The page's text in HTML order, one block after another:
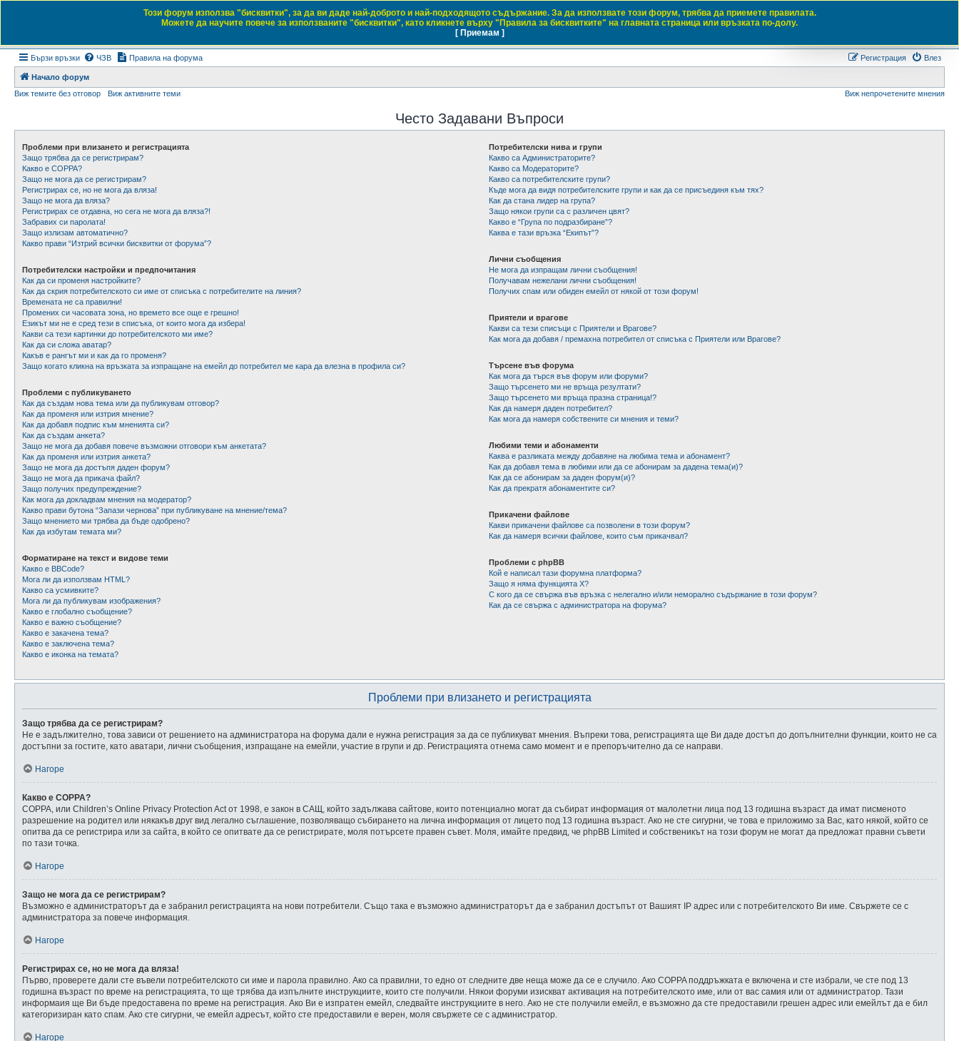
Daewoo & Chevrolet Club Bulgaria
Бързи връзки ЧЗВ Правила на форума Влез
Регистрация
Начало форум
Виж темите без отговор
Виж активните теми Виж непрочетените мнения
Често Задавани Въпроси
Проблеми при влизането и регистрацията
Защо трябва да се регистрирам?
Какво е COPPA?
Защо не мога да се регистрирам?
Регистрирах се, но не мога да вляза!
Защо не мога да вляза?
Регистрирах се отдавна, но сега не мога да вляза?!
Забравих си паролата!
Защо излизам автоматично?
Какво прави “Изтрий всички бисквитки от форума”?
Потребителски настройки и предпочитания
Как да си променя настройките?
Как да скрия потребителското си име от списъка с потребителите на линия?
Времената не са правилни!
Промених си часовата зона, но времето все още е грешно!
Езикът ми не е сред тези в списъка, от които мога да избера!
Какви са тези картинки до потребителското ми име?
Как да си сложа аватар?
Какъв е рангът ми и как да го променя?
Защо когато кликна на връзката за изпращане на емейл до потребител ме кара да влезна в профила си?
Проблеми с публикуването
Как да създам нова тема или да публикувам отговор?
Как да променя или изтрия мнение?
Как да добавя подпис към мненията си?
Как да създам анкета?
Защо не мога да добавя повече възможни отговори към анкетата?
Как да променя или изтрия анкета?
Защо не мога да достъпя даден форум?
Защо не мога да прикача файл?
Защо получих предупреждение?
Как мога да докладвам мнения на модератор?
Какво прави бутона “Запази чернова” при публикуване на мнение/тема?
Защо мнението ми трябва да бъде одобрено?
Как да избутам темата ми?
Форматиране на текст и видове теми
Какво е BBCode?
Мога ли да използвам HTML?
Какво са усмивките?
Мога ли да публикувам изображения?
Какво е глобално съобщение?
Какво е важно съобщение?
Какво е закачена тема?
Какво е заключена тема?
Какво е иконка на темата?
Потребителски нива и групи
Какво са Администраторите?
Какво са Модераторите?
Какво са потребителските групи?
Къде мога да видя потребителските групи и как да се присъединя към тях?
Как да стана лидер на група?
Защо някои групи са с различен цвят?
Какво е “Група по подразбиране”?
Каква е тази връзка “Екипът”?
Лични съобщения
Не мога да изпращам лични съобщения!
Получавам нежелани лични съобщения!
Получих спам или обиден емейл от някой от този форум!
Приятели и врагове
Какви са тези списъци с Приятели и Врагове?
Как мога да добавя / премахна потребител от списъка с Приятели или Врагове?
Търсене във форума
Как мога да търся във форум или форуми?
Защо търсенето ми не връща резултати?
Защо търсенето ми връща празна страница!?
Как да намеря даден потребител?
Как мога да намеря собствените си мнения и теми?
Любими теми и абонаменти
Каква е разликата между добавяне на любима тема и абонамент?
Как да добавя тема в любими или да се абонирам за дадена тема(и)?
Как да се абонирам за даден форум(и)?
Как да прекратя абонаментите си?
Прикачени файлове
Какви прикачени файлове са позволени в този форум?
Как да намеря всички файлове, които съм прикачвал?
Проблеми с phpBB
Кой е написал тази форумна платформа?
Защо я няма функцията X?
С кого да се свържа във връзка с нелегално и/или неморално съдържание в този форум?
Как да се свържа с администратора на форума?
Проблеми при влизането и регистрацията
Защо трябва да се регистрирам?
Не е задължително, това зависи от решението на администратора на форума дали е нужна регистрация за да се публикуват мнения. Въпреки това, регистрацията ще Ви даде достъп до допълнителни функции, които не са
достъпни за гостите, като аватари, лични съобщения, изпращане на емейли, участие в групи и др. Регистрацията отнема само момент и е препоръчително да се направи.
Нагоре
Какво е COPPA?
COPPA, или Children’s Online Privacy Protection Act от 1998, е закон в САЩ, който задължава сайтове, които потенциално могат да събират информация от малолетни лица под 13 годишна възраст да имат писменото
разрешение на родител или някакъв друг вид легално съглашение, позволяващо събирането на лична информация от лицето под 13 годишна възраст. Ако не сте сигурни, че това е приложимо за Вас, като някой, който се
опитва да се регистрира или за сайта, в който се опитвате да се регистрирате, моля потърсете правен съвет. Моля, имайте предвид, че phpBB Limited и собственикът на този форум не могат да предложат правни съвети
по тази точка.
Нагоре
Защо не мога да се регистрирам?
Възможно е администраторът да е забранил регистрацията на нови потребители. Също така е възможно администраторът да е забранил достъпът от Вашият IP адрес или с потребителското Ви име. Свържете се с
администратора за повече информация.
Нагоре
Регистрирах се, но не мога да вляза!
Първо, проверете дали сте въвели потребителското си име и парола правилно. Ако са правилни, то едно от следните две неща може да се е случило. Ако COPPA поддръжката е включена и сте избрали, че сте под 13
годишна възраст по време на регистрацията, то ще трябва да изпълните инструкциите, които сте получили. Някои форуми изискват активация на потребителското име, или от вас самия или от администратор. Тази
информаия ще Ви бъде предоставена по време на регистрация. Ако Ви е изпратен емейл, следвайте инструкциите в него. Ако не сте получили емейл, е възможно да сте предоставили грешен адрес или емейлът да е бил
категоризиран като спам. Ако сте сигурни, че емейл адресът, който сте предоставили е верен, моля свържете се с администратор.
Нагоре
Този форум използва "бисквитки", за да ви даде най-доброто и най-подходящото съдържание. За да използвате този форум, трябва да приемете правилата.
Можете да научите повече за използваните "бисквитки", като кликнете върху "Правила за бисквитките" на главната страница или връзката по-долу.
[ Приемам ]